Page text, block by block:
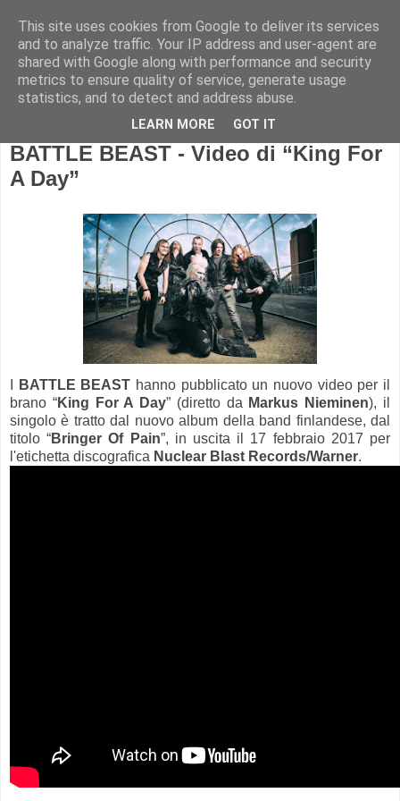
BATTLE BEAST - Video di “King For
A Day”
BATTLE BEAST hanno pubblicato un nuovo video per il
brano “King For A Day” (diretto da Markus Nieminen), il
singolo è tratto dal nuovo album della band finlandese, dal
titolo “Bringer Of Pain”, in uscita il 17 febbraio 2017 per
l'etichetta discografica Nuclear Blast Records/Warner.
This site uses cookies from Google to deliver its services
and to analyze traffic. Your IP address and user-agent are
shared with Google along with performance and security
metrics to ensure quality of service, generate usage
statistics, and to detect and address abuse.
LEARN MORE GOT IT